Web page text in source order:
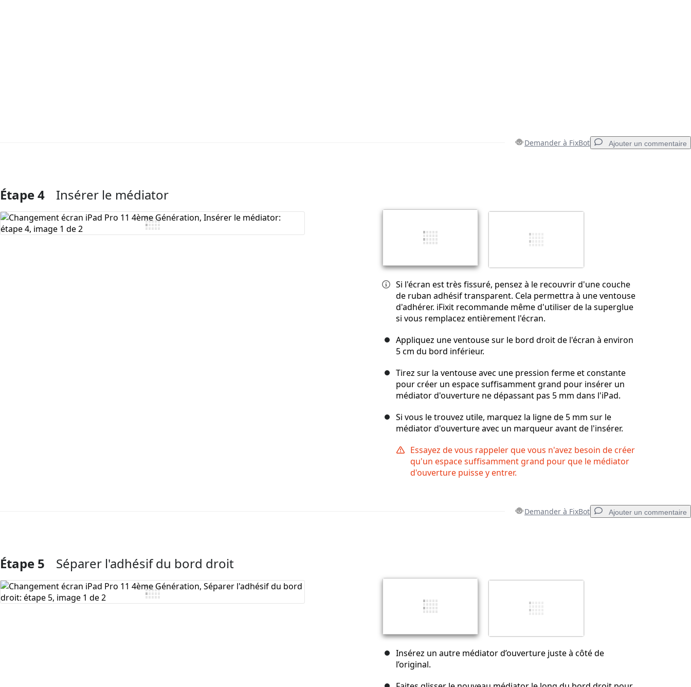
Demander à FixBot Ajouter un commentaire
Ajouter un commentaire
Étape 4 Insérer le médiator
Si l'écran est très fissuré, pensez à le recouvrir d'une couche
de ruban adhésif transparent. Cela permettra à une ventouse
d'adhérer. iFixit recommande même d'utiliser de la superglue
si vous remplacez entièrement l'écran.
Appliquez une ventouse sur le bord droit de l'écran à environ
5 cm du bord inférieur.
Tirez sur la ventouse avec une pression ferme et constante
pour créer un espace suffisamment grand pour insérer un
médiator d'ouverture ne dépassant pas 5 mm dans l'iPad.
Si vous le trouvez utile, marquez la ligne de 5 mm sur le
médiator d'ouverture avec un marqueur avant de l'insérer.
Essayez de vous rappeler que vous n'avez besoin de créer
qu'un espace suffisamment grand pour que le médiator
d'ouverture puisse y entrer.
Demander à FixBot Ajouter un commentaire
Ajouter un commentaire
Étape 5 Séparer l'adhésif du bord droit
Insérez un autre médiator d’ouverture juste à côté de
l’original.